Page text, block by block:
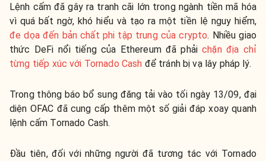
Lệnh cấm đã gây ra tranh cãi lớn trong ngành tiền mã hóa
vì quá bất ngờ, khó hiểu và tạo ra một tiền lệ nguy hiểm,
đe dọa đến bản chất phi tập trung của crypto. Nhiều giao
thức DeFi nổi tiếng của Ethereum đã phảichặn địa chỉ
từng tiếp xúc với Tornado Cash để tránh bị vạ lây pháp lý.
Trong thông báo bổ sung đăng tải vào tối ngày 13/09, đại
diện OFAC đã cung cấp thêm một số giải đáp xoay quanh
lệnh cấm Tornado Cash.
Đầu tiên, đối với những người đã tương tác với Tornado